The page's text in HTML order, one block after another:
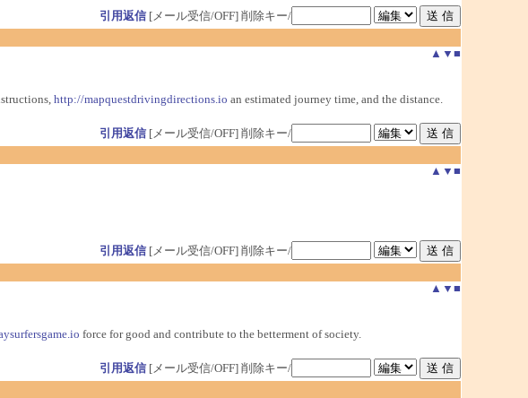
引用返信[メール受信/OFF] 削除キー/
▲ ▼ ■
http://mapquestdrivingdirections.io an estimated journey time, and the distance.
引用返信[メール受信/OFF] 削除キー/
▲ ▼ ■
引用返信[メール受信/OFF] 削除キー/
▲ ▼ ■
force for good and contribute to the betterment of society.
引用返信[メール受信/OFF] 削除キー/